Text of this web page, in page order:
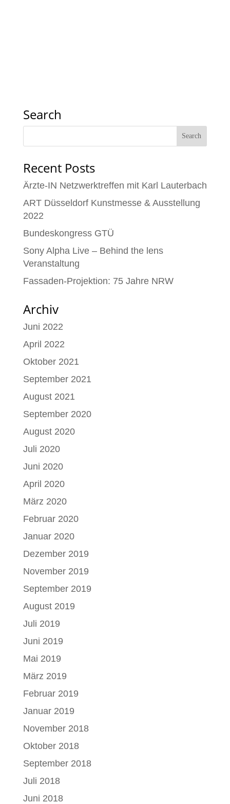
Search
Recent Posts
Ärzte-IN Netzwerktreffen mit Karl Lauterbach
ART Düsseldorf Kunstmesse & Ausstellung
2022
Bundeskongress GTÜ
Sony Alpha Live – Behind the lens
Veranstaltung
Fassaden-Projektion: 75 Jahre NRW
Archiv
Juni 2022
April 2022
Oktober 2021
September 2021
August 2021
September 2020
August 2020
Juli 2020
Juni 2020
April 2020
März 2020
Februar 2020
Januar 2020
Dezember 2019
November 2019
September 2019
August 2019
Juli 2019
Juni 2019
Mai 2019
März 2019
Februar 2019
Januar 2019
November 2018
Oktober 2018
September 2018
Juli 2018
Juni 2018